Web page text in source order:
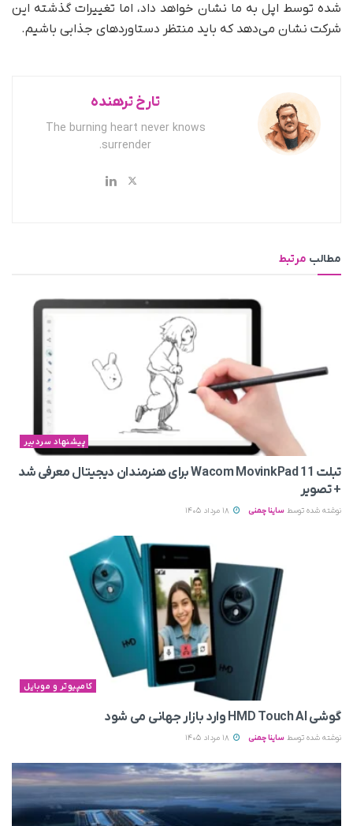
شده توسط اپل به ما نشان خواهد داد، اما تغییرات گذشته این
شرکت نشان می‌دهد که باید منتظر دستاوردهای جذابی باشیم.
تارخ ترهنده
The burning heart never knows
surrender.
مطالب مرتبط
پیشنهاد سردبیر
تبلت Wacom MovinkPad 11 برای هنرمندان دیجیتال معرفی شد
+ تصویر
نوشته شده توسط ساینا چمنی
کامپیوتر و موبایل
گوشی HMD Touch AI وارد بازار جهانی می‌ شود
نوشته شده توسط ساینا چمنی